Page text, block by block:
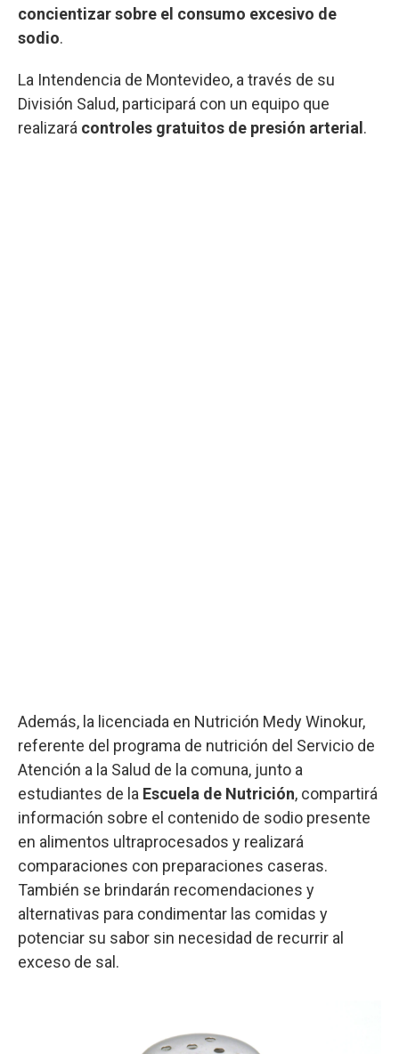
concientizarsobre el consumo excesivo de
sodio.
La Intendencia de Montevideo, a través de su
División Salud, participará con un equipo que
realizará controles gratuitos de presión arterial .
Además, la licenciada en Nutrición Medy Winokur,
referente del programa de nutrición del Servicio de
Atención a la Salud de la comuna, junto a
estudiantes de la Escuela de Nutrición, compartirá
información sobre el contenido de sodio presente
en alimentos ultraprocesados y realizará
comparaciones con preparaciones caseras.
También se brindarán recomendaciones y
alternativas para condimentar las comidas y
potenciar su sabor sin necesidad de recurrir al
exceso de sal.